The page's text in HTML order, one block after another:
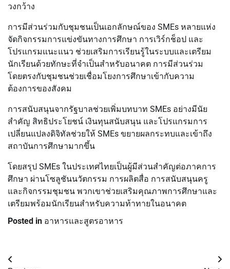
วงกว้าง
การมีส่วนร่วมกับชุมชนเป็นเอกลักษณ์ของ SMEs หลายแห่ง
จัดกิจกรรมการแข่งขันทางการศึกษา การเวิร์กช็อป และ
โปรแกรมแนะแนว ช่วยเสริมการเรียนรู้ในระบบและเตรียม
นักเรียนด้วยทักษะที่จำเป็นสำหรับอนาคต การมีส่วนร่วม
โดยตรงกับชุมชนช่วยเชื่อมโยงการศึกษาเข้ากับความ
ต้องการของสังคม
การสนับสนุนจากรัฐบาลช่วยเพิ่มบทบาท SMEs อย่างมีนัย
สำคัญ สิทธิประโยชน์ เงินทุนสนับสนุน และโปรแกรมการ
เปลี่ยนแปลงดิจิทัลช่วยให้ SMEs ขยายผลกระทบและเข้าถึง
สถาบันการศึกษามากขึ้น
โดยสรุป SMEs ในประเทศไทยเป็นผู้มีส่วนสำคัญต่อภาคการ
ศึกษา ผ่านโซลูชันนวัตกรรม การผลิตสื่อ การสนับสนุนครู
และกิจกรรมชุมชน พวกเขาช่วยเสริมคุณภาพการศึกษาและ
เตรียมพร้อมนักเรียนสำหรับความท้าทายในอนาคต
Posted in อาหารและสูตรอาหาร
Post